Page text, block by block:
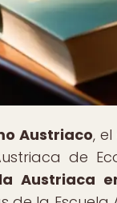
Austriaco,
de
Austriaca